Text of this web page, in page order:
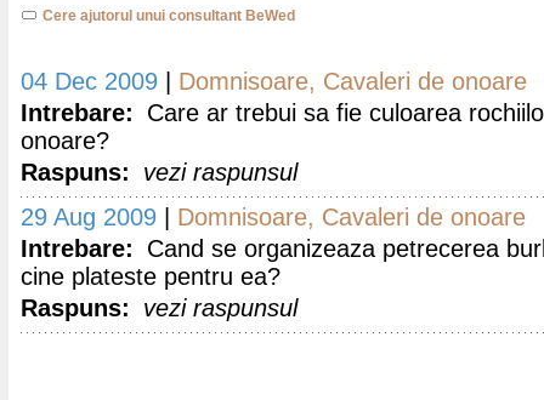
Cere ajutorul unui consultant BeWed
04 Dec 2009
Domnisoare, Cavaleri de onoare
Intrebare:
Care ar trebui sa fie culoarea
onoare?
Raspuns:
vezi raspunsul
29 Aug 2009
Domnisoare, Cavaleri de onoare
Intrebare:
Cand se organizeaza petrecerea
cine plateste pentru ea?
Raspuns:
vezi raspunsul